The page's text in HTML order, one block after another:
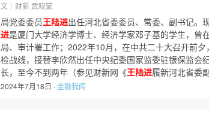
文｜财新 武晓蒙
局党委委员王陆进出任河北省委委员、常委、副书记。
进是厦门大学经济学博士、经济学家邓子基的学生，曾
局、审计署工作；2022年10月，在中共二十大召开前夕，
检战线，接替李欣然出任中央纪委国家监委驻银保监会
长，至今不到两年（参见财新网《王陆进履新河北省委
2024年7月18日 ·金融我闻